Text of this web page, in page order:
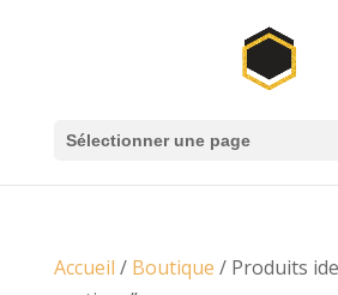
Sélectionner une page
Accueil / Boutique / Produits